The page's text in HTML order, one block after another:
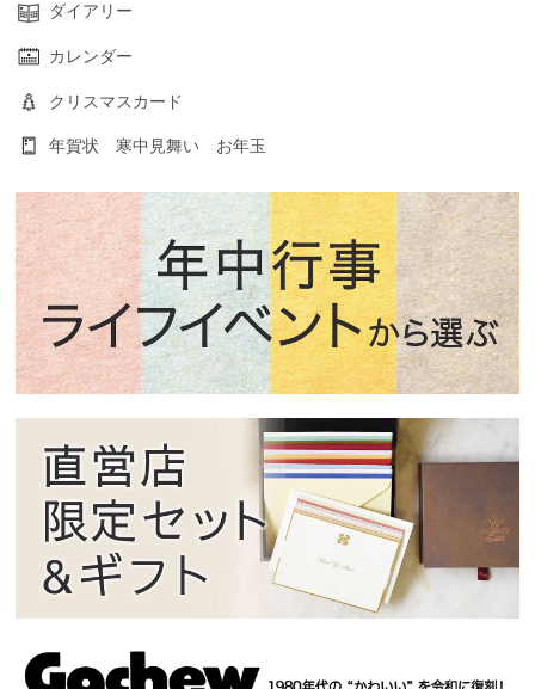
ダイアリー
カレンダー
クリスマスカード
年賀状 寒中見舞い お年玉